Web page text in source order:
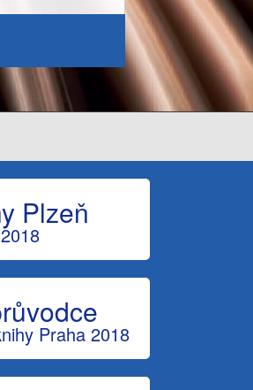
Plzeň
Praha 2018